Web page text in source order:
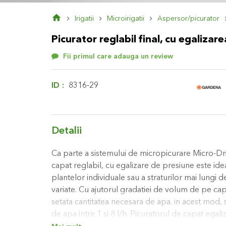
Irigatii Microirigatii Aspersor/picurator
Picurator reglabil final, cu
Fii primul care adauga un review
ID 8316-29
Detalii
Ca parte a sistemului de micropicurare Micro-
capat reglabil, cu egalizare de presiune este
plantelor individuale sau a straturilor mai lungi
variate. Cu ajutorul gradatiei de volum de pe
setata cantitatea necesara de apa. in acest
de apa intre 1 si 8 l/h. Picuratorul de capat